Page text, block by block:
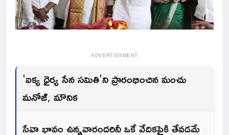
ADVERTISEMENT
'ఐక్య ధైర్య సేన సమితి'ని ప్రారంభించిన మంచు
మనోజ్, మౌనిక
సేవా భావం ఉన్నవారందరినీ ఒకే వేదికపైకి తేవడమే